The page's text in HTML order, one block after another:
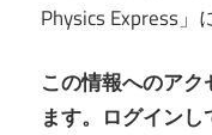
Physics Express」
この情報へのア
ます。ログイン